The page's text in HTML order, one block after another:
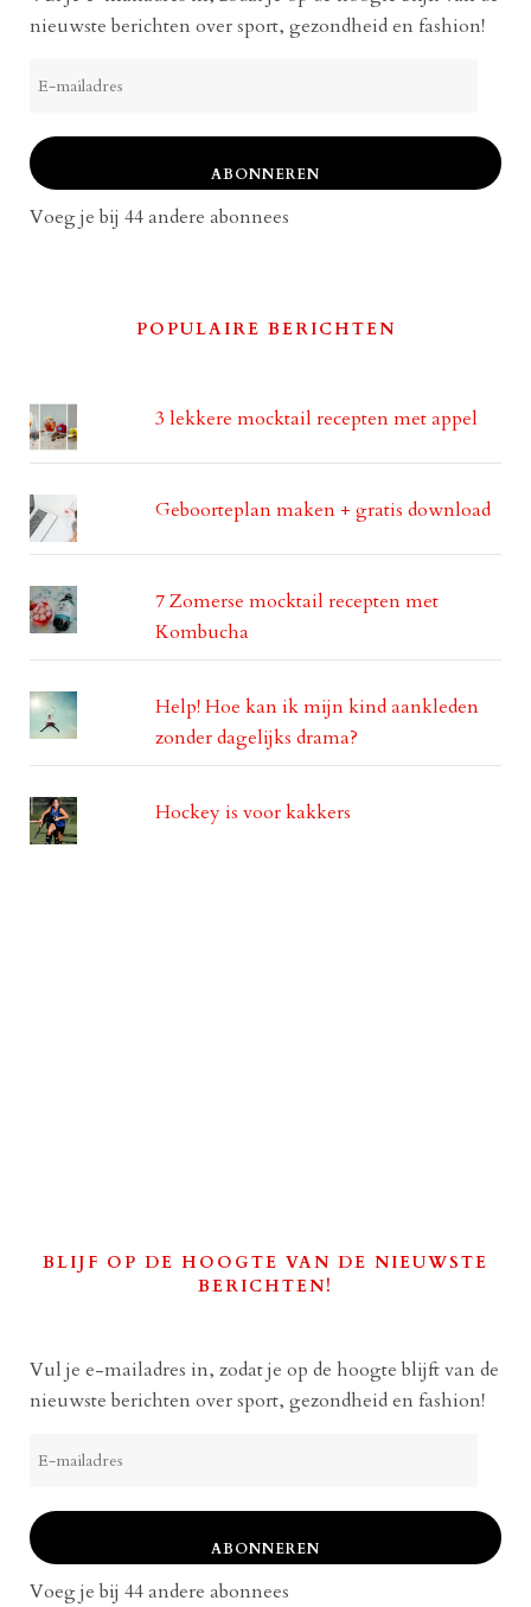
nieuwste berichten over sport, gezondheid en fashion!
mailadres
ABONNEREN
Voeg je bij 44 andere abonnees
POPULAIRE BERICHTEN
3 lekkere mocktail recepten met appel
Geboorteplan maken + gratis download
7 Zomerse mocktail recepten met
Kombucha
Help! Hoe kan ik mijn kind aankleden
zonder dagelijks drama?
Hockey is voor kakkers
BLIJF OP DE HOOGTE VAN DE NIEUWSTE
BERICHTEN!
Vul je e-mailadres in, zodat je op de hoogte blijft van de
nieuwste berichten over sport, gezondheid en fashion!
mailadres
ABONNEREN
Voeg je bij 44 andere abonnees